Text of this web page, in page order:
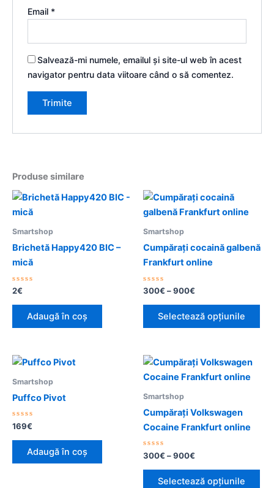
Email *
Salvează-mi numele, emailul și site-ul web în acest
navigator pentru data viitoare când o să comentez.
Produse similare
Smartshop
Brichetă Happy420 BIC –
mică
Evaluat
0
2€
Adaugă în coș
Smartshop
Cumpărați cocaină galbenă
Frankfurt online
Evaluat
la
0
300€ –900€
Interval
prețuri:
la
900€
Selectează opțiunile
Smartshop
Puffco Pivot
Evaluat
la
0
169€
Adaugă în coș
Smartshop
Cumpărați Volkswagen
Cocaine Frankfurt online
Evaluat
la
0
300€ –900€
Interval
prețuri:
la
900€
Selectează opțiunile